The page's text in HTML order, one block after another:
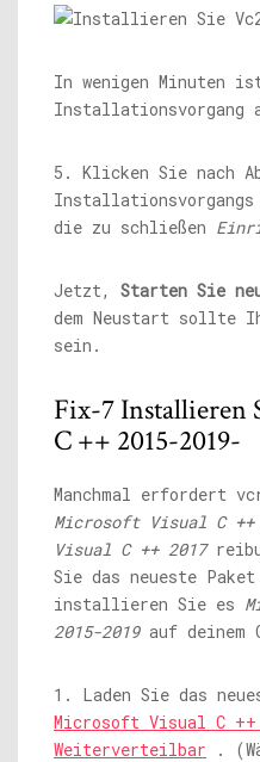
In wenigen Minuten
Installationsvorgang
5. Klicken Sie nach
die zu schließen
Jetzt, Starten Sie
dem Neustart sollte
sein.
Fix-7 Installieren
C ++ 2015-2019-
Manchmal erfordert
Microsoft Visual C ++
Visual C ++ 2017
Sie das neueste
installieren Sie es
2015-2019auf deinem
1. Laden Sie das
Microsoft Visual C ++
Weiterverteilbar .